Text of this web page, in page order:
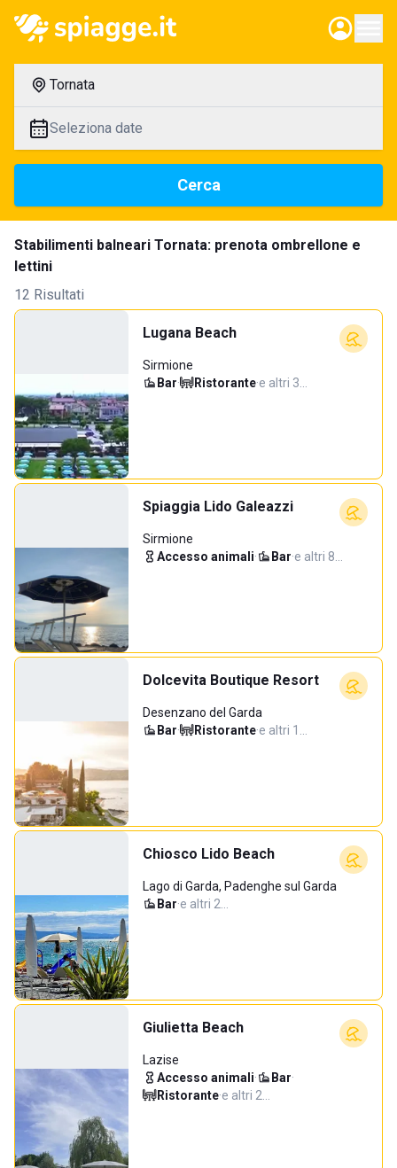
Tornata
Seleziona date
Cerca
Stabilimenti balneari Tornata: prenota ombrellone e
lettini
12 Risultati
Lugana Beach
Sirmione
Bar· Ristorante·e altri 3…
Spiaggia Lido Galeazzi
Sirmione
Accesso animali· Bar·e altri 8…
Dolcevita Boutique Resort
Desenzano del Garda
Bar· Ristorante·e altri 1…
Chiosco Lido Beach
Lago di Garda, Padenghe sul Garda
Bar·e altri 2…
Giulietta Beach
Lazise
Accesso animali· Bar·
Ristorante·e altri 2…